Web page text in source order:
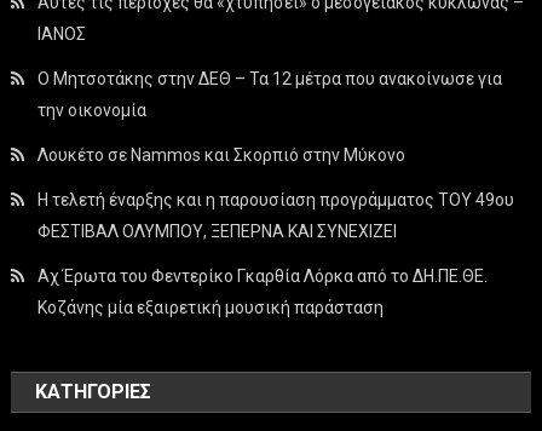
ΙΑΝΟΣ
Ο Μητσοτάκης στην ΔΕΘ – Τα 12 μέτρα που ανακοίνωσε για
την οικονομία
Λουκέτο σε Nammos και Σκορπιό στην Μύκονο
Η τελετή έναρξης και η παρουσίαση προγράμματος ΤΟΥ 49ου
ΦΕΣΤΙΒΑΛ ΟΛΥΜΠΟΥ, ΞΕΠΕΡΝΑ ΚΑΙ ΣΥΝΕΧΙΖΕΙ
Αχ Έρωτα του Φεντερίκο Γκαρθία Λόρκα από το ΔΗ.ΠΕ.ΘΕ.
Κοζάνης μία εξαιρετική μουσική παράσταση
KΑΤΗΓΟΡΊΕΣ